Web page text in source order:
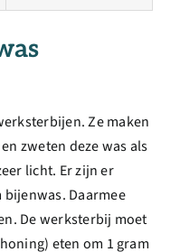
Ze maken
zweten deze was als
licht. Er zijn er
bijenwas. Daarmee
De werksterbij moet
eten om 1 gram